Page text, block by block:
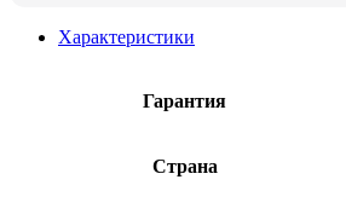
Характеристики
Гарантия
Страна